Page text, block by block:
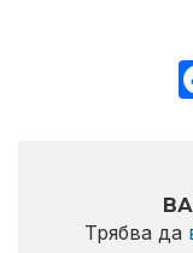
Трябва да